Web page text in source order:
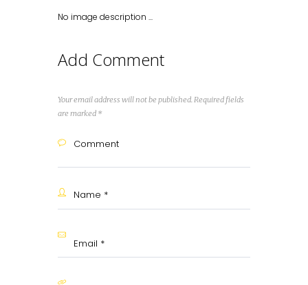
No image description ...
Add Comment
Your email address will not be published. Required fields
are marked *